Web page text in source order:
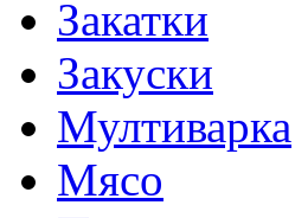
Закатки
Закуски
Мултиварка
Мясо